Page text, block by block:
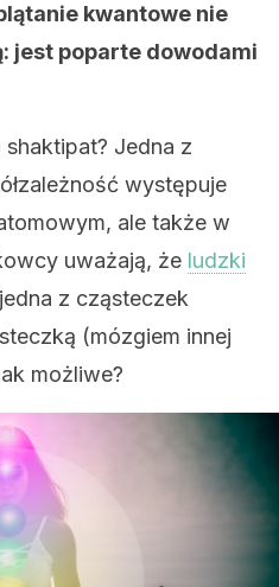
kwantowe nie
jest poparte dowodami
Jedna z
występuje
ale także w
uważają, że ludzki
z cząsteczek
(mózgiem innej
możliwe?